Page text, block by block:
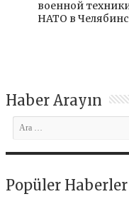
военной
НАТО в
Haber Arayın
Popüler Haberler